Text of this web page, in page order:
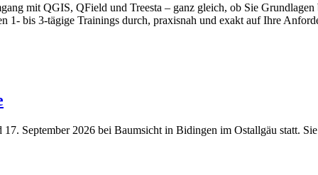
mit QGIS, QField und Treesta – ganz gleich, ob Sie
1- bis 3-tägige Trainings durch, praxisnah und exakt auf Ihre
September 2026 bei Baumsicht in Bidingen im Ostallgäu statt.